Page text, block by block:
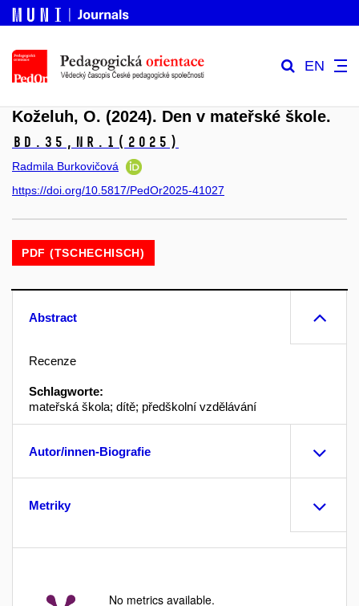
EN
Koželuh, O. (2024). Den v mateřské škole.
Bd.35, Nr.1 (2025)
Radmila Burkovičová
https://doi.org/10.5817/PedOr2025-41027
PDF (TSCHECHISCH)
Abstract
Recenze
Schlagworte:
mateřská škola; dítě; předškolní vzdělávání
Autor/innen-Biografie
Metriky
No metrics available.